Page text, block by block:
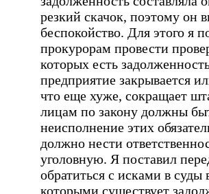
резкий скачок, поэтому он
беспокойство. Для этого я
прокурорам провести
которых есть
предприятие закрывается
что еще хуже, сокращает
лицам по закону должны
неисполнение этих
должно нести
уголовную. Я поставил
обратиться с исками в суды
которыми существует